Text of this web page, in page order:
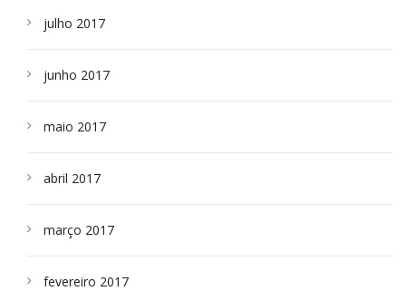
julho 2017
junho 2017
maio 2017
abril 2017
março 2017
fevereiro 2017